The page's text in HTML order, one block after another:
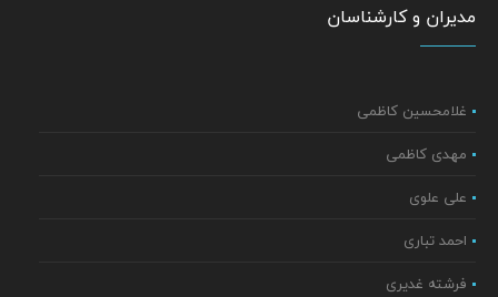
مدیران و کارشناسان
غلامحسین کاظمی
مهدی کاظمی
علی علوی
احمد تباری
فرشته غدیری